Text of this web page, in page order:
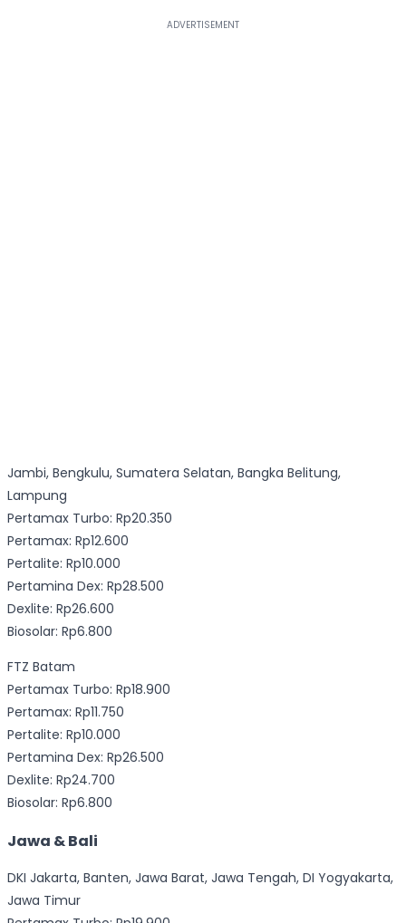
Jambi, Bengkulu, Sumatera Selatan, Bangka Belitung,
Lampung
Pertamax Turbo: Rp20.350
Pertamax: Rp12.600
Pertalite: Rp10.000
Pertamina Dex: Rp28.500
Dexlite: Rp26.600
Biosolar: Rp6.800
FTZ Batam
Pertamax Turbo: Rp18.900
Pertamax: Rp11.750
Pertalite: Rp10.000
Pertamina Dex: Rp26.500
Dexlite: Rp24.700
Biosolar: Rp6.800
Jawa & Bali
DKI Jakarta, Banten, Jawa Barat, Jawa Tengah, DI Yogyakarta,
Jawa Timur